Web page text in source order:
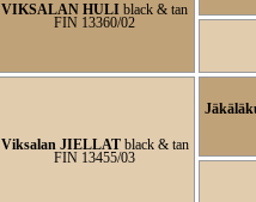
VIKSALAN HULI black & tan
FIN 13360/02
Viksalan JIELLATblack & tan
FIN 13455/03